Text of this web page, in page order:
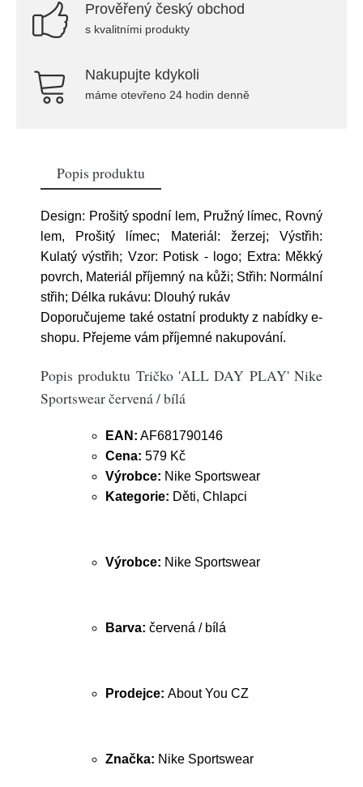
Prověřený český obchod
s kvalitními produkty
Nakupujte kdykoli
máme otevřeno 24 hodin denně
Popis produktu
Design: Prošitý spodní lem, Pružný límec, Rovný
lem, Prošitý límec; Materiál: žerzej; Výstřih:
Kulatý výstřih; Vzor: Potisk - logo; Extra: Měkký
povrch, Materiál příjemný na kůži; Střih: Normální
střih; Délka rukávu: Dlouhý rukáv
Doporučujeme také ostatní produkty z nabídky e-
shopu. Přejeme vám příjemné nakupování.
Popis produktu Tričko 'ALL DAY PLAY' Nike
Sportswear červená / bílá
EAN: AF681790146
Cena: 579 Kč
Výrobce: Nike Sportswear
Kategorie: Děti, Chlapci
Výrobce: Nike Sportswear
Barva: červená / bílá
Prodejce: About You CZ
Značka: Nike Sportswear